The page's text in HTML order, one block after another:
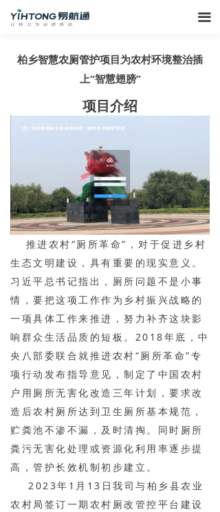
끀
柏乡智慧农厕管护项目为农村环境整治插
上“智慧翅膀”
项目介绍
推进农村“厕所革命”，对于促进乡村
生态文明建设，具有重要的现实意义。
习近平总书记指出，厕所问题不是小事
情，要把这项工作作为乡村振兴战略的
一项具体工作来推进，努力补齐这块影
响群众生活品质的短板。2018年底，中
央八部委联合就推进农村“厕所革命”专
项行动发布指导意见，制定了中国农村
户用厕所无害化改造三年计划，要求改
造后农村厕所达到卫生厕所基本规范，
贮粪池不渗不漏，及时清掏。同时厕所
粪污无害化处理或资源化利用率逐步提
高，管护长效机制初步建立。
2023年1月13日我司与柏乡县农业
农村局签订一期农村厕改管控平台建设